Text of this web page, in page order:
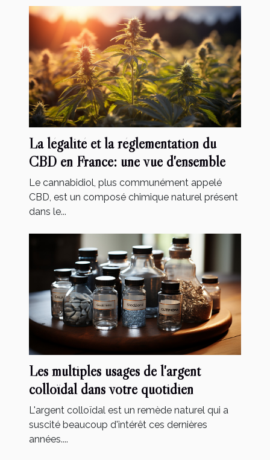
La légalité et la réglementation du
CBD en France: une vue d'ensemble
Le cannabidiol, plus communément appelé
CBD, est un composé chimique naturel présent
dans le...
Les multiples usages de l'argent
colloïdal dans votre quotidien
L'argent colloïdal est un remède naturel qui a
suscité beaucoup d'intérêt ces dernières
années....